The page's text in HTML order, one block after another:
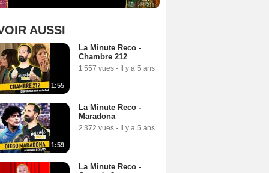
AUSSI
1:55
La Minute Reco -
Chambre 212
1 557 vues - Il y a 5 ans
1:59
La Minute Reco -
Maradona
2 372 vues - Il y a 5 ans
La Minute Reco -